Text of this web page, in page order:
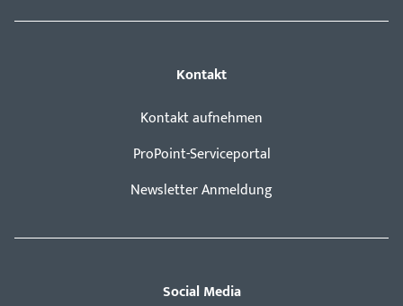
Kontakt
Kontakt aufnehmen
ProPoint-Serviceportal
Newsletter Anmeldung
Social Media